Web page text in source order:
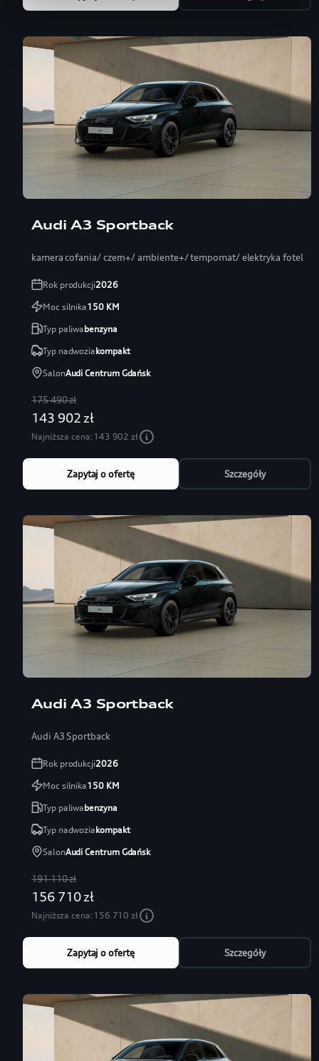
Audi A3 Sportback
kamera cofania/ czern+/ ambiente+/ tempomat/ elektryka fotel
Rok produkcji2026
Moc silnika150KM
Typ paliwabenzyna
Typ nadwoziakompakt
SalonAudi Centrum Gdańsk
175 490 zł
143 902 zł
Najniższa cena:143 902 zł
Zapytaj o ofertę Szczegóły
Audi A3 Sportback
Audi A3 Sportback
Rok produkcji2026
Moc silnika150KM
Typ paliwabenzyna
Typ nadwoziakompakt
SalonAudi Centrum Gdańsk
191 110 zł
156 710 zł
Najniższa cena:156 710 zł
Zapytaj o ofertę Szczegóły